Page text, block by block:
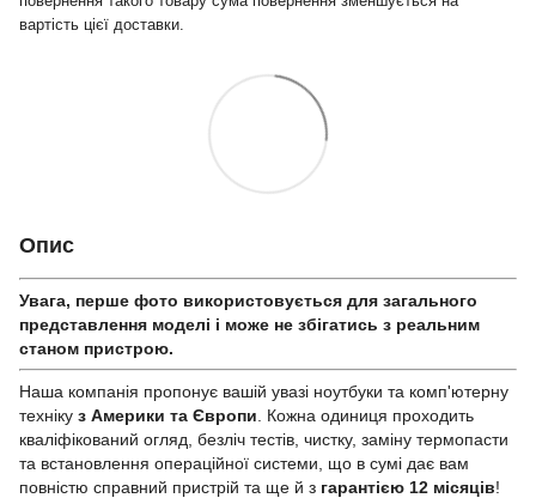
вартість цієї доставки.
Опис
Увага, перше фото використовується для загального
представлення моделі і може не збігатись з реальним
станом приcтрою.
Наша компанія пропонує вашій увазі ноутбуки та комп'ютерну
техніку з Америки та Європи . Кожна одиниця проходить
кваліфікований огляд, безліч тестів, чистку, заміну термопасти
та встановлення операційної системи, що в сумі дає вам
повністю справний пристрій та ще й з гарантією 12 місяців!